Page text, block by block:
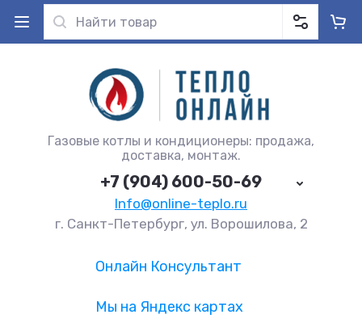
Газовые котлы и кондиционеры: продажа,
доставка, монтаж.
+7 (904) 600-50-69
Info@online-teplo.ru
г. Санкт-Петербург, ул. Ворошилова, 2
Онлайн Консультант
Мы на Яндекс картах